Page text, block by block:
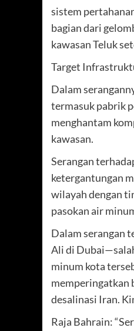
sistem
bagian dari
kawasan Teluk
Target
Dalam
termasuk pabrik
menghantam
kawasan.
Serangan
ketergantungan
wilayah dengan
pasokan air
Dalam serangan
Ali di
minum kota
memperingatkan
desalinasi Iran.
Raja Bahrain: